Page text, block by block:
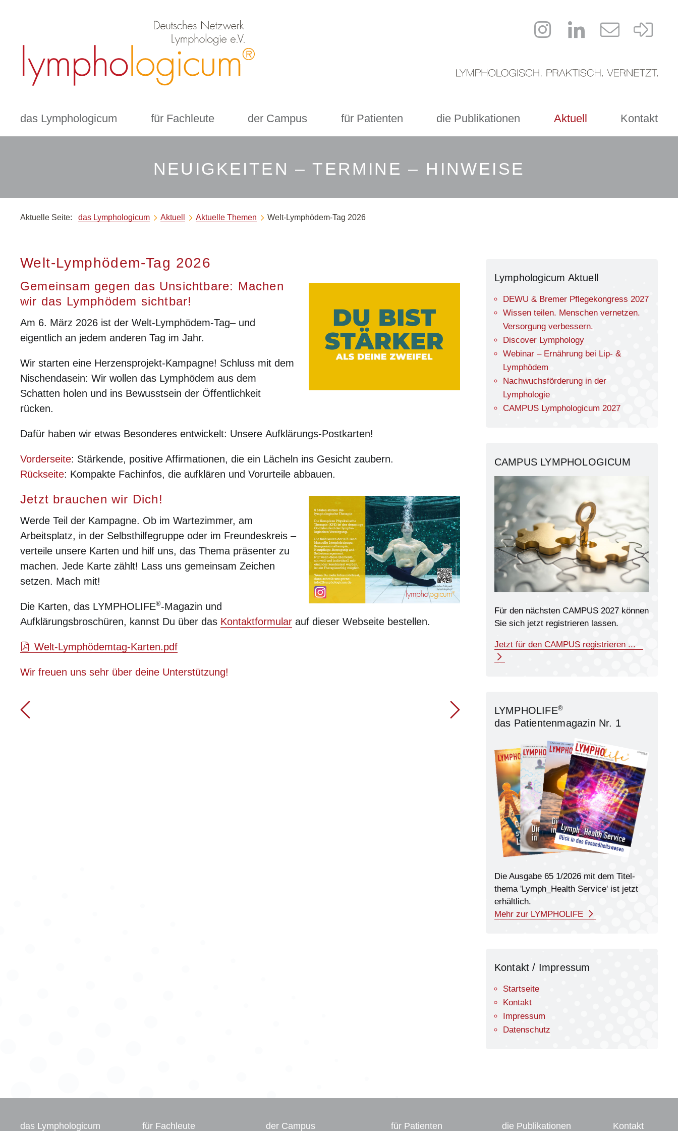
das Lymphologicum für Fachleute der Campus für Patienten die Publikationen Aktuell Kontakt
NEUIGKEITEN – TERMINE – HINWEISE
Aktuelle Seite: das Lymphologicum  Aktuell  Aktuelle Themen  Welt-Lymphödem-Tag 2026
Welt-Lymphödem-Tag 2026
Gemeinsam gegen das Unsichtbare: Machen
wir das Lymphödem sichtbar!
Am 6. März 2026 ist der Welt-Lymphödem-Tag– und
eigentlich an jedem anderen Tag im Jahr.
Wir starten eine Herzensprojekt-Kampagne! Schluss mit dem
Nischendasein: Wir wollen das Lymphödem aus dem
Schatten holen und ins Bewusstsein der Öffentlichkeit
rücken.
Dafür haben wir etwas Besonderes entwickelt: Unsere Aufklärungs-Postkarten!
Vorderseite: Stärkende, positive Affirmationen, die ein Lächeln ins Gesicht zaubern.
Rückseite: Kompakte Fachinfos, die aufklären und Vorurteile abbauen.
Jetzt brauchen wir Dich!
Werde Teil der Kampagne. Ob im Wartezimmer, am
Arbeitsplatz, in der Selbsthilfegruppe oder im Freundeskreis –
verteile unsere Karten und hilf uns, das Thema präsenter zu
machen. Jede Karte zählt! Lass uns gemeinsam Zeichen
setzen. Mach mit!
Die Karten, das LYMPHOLIFE®-Magazin und
Aufklärungsbroschüren, kannst Du über das Kontaktformular auf dieser Webseite bestellen.
Welt-Lymphödemtag-Karten.pdf
Wir freuen uns sehr über deine Unterstützung!
Lymphologicum Aktuell
DEWU & Bremer Pflegekongress 2027
Wissen teilen. Menschen vernetzen.
Versorgung verbessern.
Discover Lymphology
Webinar – Ernährung bei Lip- &
Lymphödem
Nachwuchsförderung in der
Lymphologie
CAMPUS Lymphologicum 2027
CAMPUS LYMPHOLOGICUM
Für den nächsten CAMPUS 2027 können
Sie sich jetzt registrieren lassen.
Jetzt für den CAMPUS registrieren ...
LYMPHOLIFE®
das Patientenmagazin Nr. 1
Die Ausgabe 65 1/2026 mit dem Titel­
thema 'Lymph_Health Service' ist jetzt
erhältlich.
Mehr zur LYMPHOLIFE
Kontakt / Impressum
Startseite
Kontakt
Impressum
Datenschutz
das Lymphologicum für Fachleute der Campus für Patienten die Publikationen Kontakt